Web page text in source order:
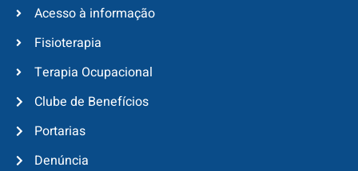
Acesso à informação
Fisioterapia
Terapia Ocupacional
Clube de Benefícios
Portarias
Denúncia